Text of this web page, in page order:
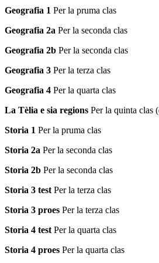
Geografia 1 Per la pruma clas
Geografia 2a Per la seconda clas
Geografia 2b Per la seconda clas
Geografia 3 Per la terza clas
Geografia 4 Per la quarta clas
La Tèlia e sia regions Per la quinta clas
Storia 1 Per la pruma clas
Storia 2a Per la seconda clas
Storia 2b Per la seconda clas
Storia 3 test Per la terza clas
Storia 3 proes Per la terza clas
Storia 4 test Per la quarta clas
Storia 4 proes Per la quarta clas